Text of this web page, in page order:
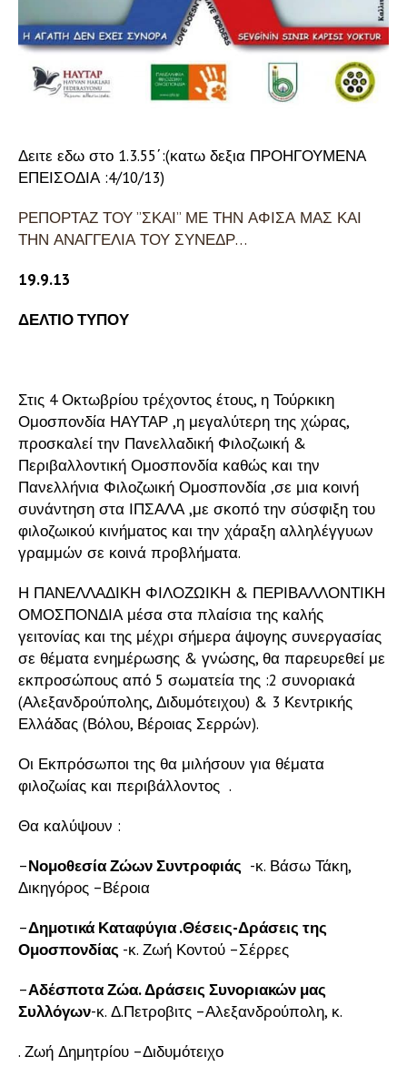
Δειτε εδω στο 1.3.55΄:(κατω δεξια ΠΡΟΗΓΟΥΜΕΝΑ
ΕΠΕΙΣΟΔΙΑ :4/10/13)
ΡΕΠΟΡΤΑΖ ΤΟΥ ”ΣΚΑΙ” ΜΕ ΤΗΝ ΑΦΙΣΑ ΜΑΣ ΚΑΙ
ΤΗΝ ΑΝΑΓΓΕΛΙΑ ΤΟΥ ΣΥΝΕΔΡ…
19.9.13
ΔΕΛΤΙΟ ΤΥΠΟΥ
Στις 4 Οκτωβρίου τρέχοντος έτους, η Τούρκικη
Ομοσπονδία ΗΑΥΤΑΡ ,η μεγαλύτερη της χώρας,
προσκαλεί την Πανελλαδική Φιλοζωική &
Περιβαλλοντική Ομοσπονδία καθώς και την
Πανελλήνια Φιλοζωική Ομοσπονδία ,σε μια κοινή
συνάντηση στα ΙΠΣΑΛΑ ,με σκοπό την σύσφιξη του
φιλοζωικού κινήματος και την χάραξη αλληλέγγυων
γραμμών σε κοινά προβλήματα.
Η ΠΑΝΕΛΛΑΔΙΚΗ ΦΙΛΟΖΩΙΚΗ & ΠΕΡΙΒΑΛΛΟΝΤΙΚΗ
ΟΜΟΣΠΟΝΔΙΑ μέσα στα πλαίσια της καλής
γειτονίας και της μέχρι σήμερα άψογης συνεργασίας
σε θέματα ενημέρωσης & γνώσης, θα παρευρεθεί με
εκπροσώπους από 5 σωματεία της :2 συνοριακά
(Αλεξανδρούπολης, Διδυμότειχου) & 3 Κεντρικής
Ελλάδας (Βόλου, Βέροιας Σερρών).
Οι Εκπρόσωποι της θα μιλήσουν για θέματα
φιλοζωίας και περιβάλλοντος .
Θα καλύψουν :
–Νομοθεσία Ζώων Συντροφιάς -κ. Βάσω Τάκη,
Δικηγόρος –Βέροια
–Δημοτικά Καταφύγια .Θέσεις-Δράσεις της
Ομοσπονδίας -κ. Ζωή Κοντού –Σέρρες
–Αδέσποτα Ζώα. Δράσεις Συνοριακών μας
Συλλόγων-κ. Δ.Πετροβιτς –Αλεξανδρούπολη, κ.
. Ζωή Δημητρίου –Διδυμότειχο